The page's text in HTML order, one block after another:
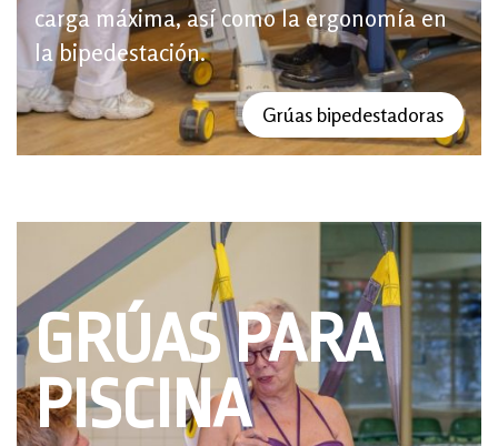
carga máxima, así como la ergonomía en
la bipedestación.
Grúas bipedestadoras
GRÚAS PARA
PISCINA